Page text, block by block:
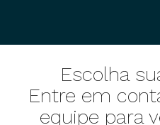
Escolha
Entre em
equipe para